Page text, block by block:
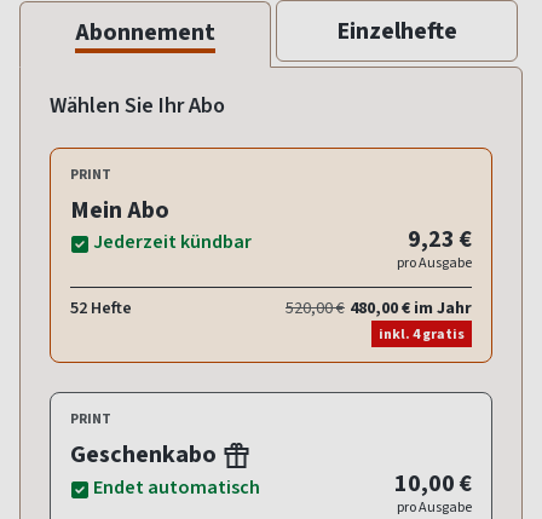
Abonnement Einzelhefte
Wählen Sie Ihr Abo
PRINT
Mein Abo
Jederzeit kündbar 9,23 €
pro Ausgabe
52 Hefte 520,00 € 480,00 € im Jahr
inkl. 4 gratis
PRINT
Geschenkabo
Endet automatisch 10,00 €
pro Ausgabe